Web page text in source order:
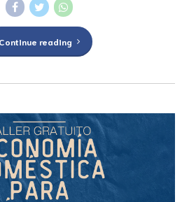
Continue reading